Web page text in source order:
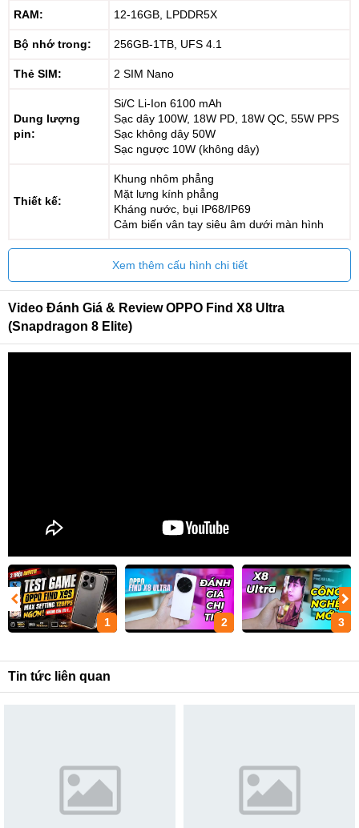
RAM: 12-16GB, LPDDR5X
Bộ nhớ trong: 256GB-1TB, UFS 4.1
Thẻ SIM: 2 SIM Nano
Dung lượng
pin:
Si/C Li-Ion 6100 mAh
Sạc dây 100W, 18W PD, 18W QC, 55W PPS
Sạc không dây 50W
Sạc ngược 10W (không dây)
Thiết kế:
Khung nhôm phẳng
Mặt lưng kính phẳng
Kháng nước, bụi IP68/IP69
Cảm biến vân tay siêu âm dưới màn hình
Xem thêm cấu hình chi tiết
Video Đánh Giá & Review OPPO Find X8 Ultra
(Snapdragon 8 Elite)
1 2 3
Tin tức liên quan